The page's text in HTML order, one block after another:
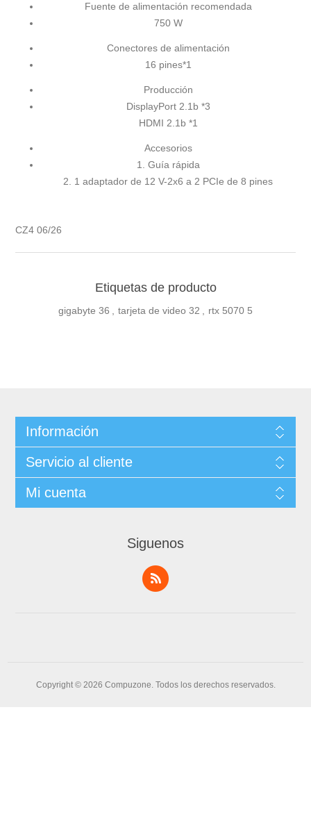
Fuente de alimentación recomendada
750 W
Conectores de alimentación
16 pines*1
Producción
DisplayPort 2.1b *3
HDMI 2.1b *1
Accesorios
1. Guía rápida
2. 1 adaptador de 12 V-2x6 a 2 PCIe de 8 pines
CZ4 06/26
Etiquetas de producto
gigabyte 36 , tarjeta de video 32 , rtx 5070 5
Información
Servicio al cliente
Mi cuenta
Siguenos
Copyright © 2026 Compuzone. Todos los derechos reservados.